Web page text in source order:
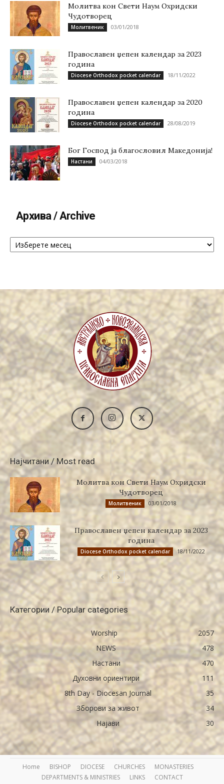
Молитва кон Свети Наум Охридски
Чудотворец
Молитвеник 03/01/2018
Православен џепен календар за 2023
година
Diocese Orthodox pocket calendar 18/11/2022
Православен џепен календар за 2020
година
Diocese Orthodox pocket calendar 28/08/2019
Бог Господ ја благословил Македонија!
Настани 04/03/2018
Архива / Archive
Архива
Најчитани / Most read
Молитва кон Свети Наум Охридски
Чудотворец
Молитвеник 03/01/2018
Православен џепен календар за 2023
година
Diocese Orthodox pocket calendar 18/11/2022
Категории / Popular categories
Worship
2057
NEWS
478
Настани
470
Духовни ориентири
111
8th Day - Diocesan Journal
35
Зборови за живот
34
Најави
30
Home BISHOP DIOCESE CHURCHES
MONASTERIES
DEPARTMENTS & MINISTRIES
LINKS CONTACT